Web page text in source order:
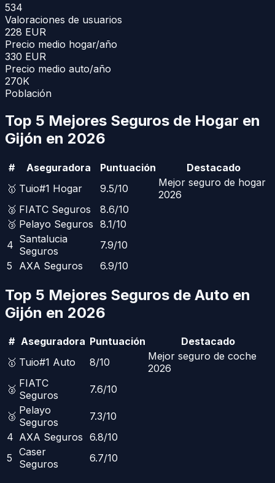
534
Valoraciones de usuarios
228 EUR
Precio medio hogar/año
330 EUR
Precio medio auto/año
270K
Población
Top 5 Mejores Seguros de Hogar en
Gijón en 2026
# Aseguradora Puntuación
Destacado
🥇 Tuio#1 Hogar 9.5/10
Mejor seguro de hogar
2026
🥈 FIATC Seguros 8.6/10
🥉 Pelayo Seguros 8.1/10
4 Santalucia
Seguros
7.9/10
5
AXA Seguros 6.9/10
Top 5 Mejores Seguros de Auto en
Gijón en 2026
# Aseguradora Puntuación
Destacado
🥇 Tuio#1 Auto 8/10
Mejor seguro de coche
2026
🥈 FIATC
Seguros
7.6/10
🥉 Pelayo
Seguros
7.3/10
4 AXA Seguros 6.8/10
5 Caser
Seguros
6.7/10